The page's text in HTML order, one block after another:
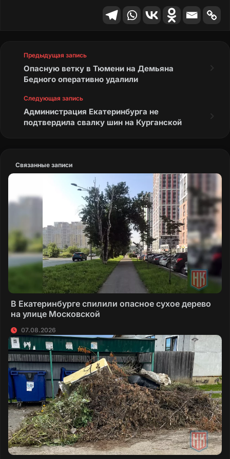
Немедленно демонтировать
аварийные ржавые перила.
безопасные поручни.
Предыдущая запись
Опасную ветку в Тюмени на Демьяна
Бедного оперативно удалили
Следующая запись
Администрация Екатеринбурга не
подтвердила свалку шин на Курганской
Связанные записи
В Екатеринбурге спилили опасное сухое дерево
на улице Московской
07.08.2026